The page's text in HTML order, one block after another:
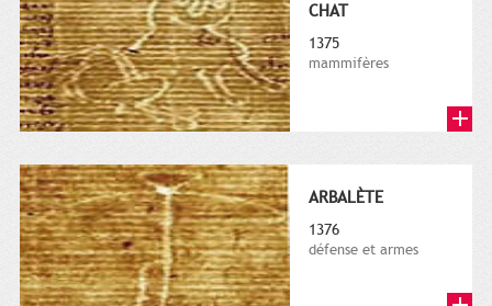
CHAT
1375
mammifères
ARBALÈTE
1376
défense et armes